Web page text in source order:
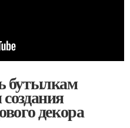
бутылкам
декора